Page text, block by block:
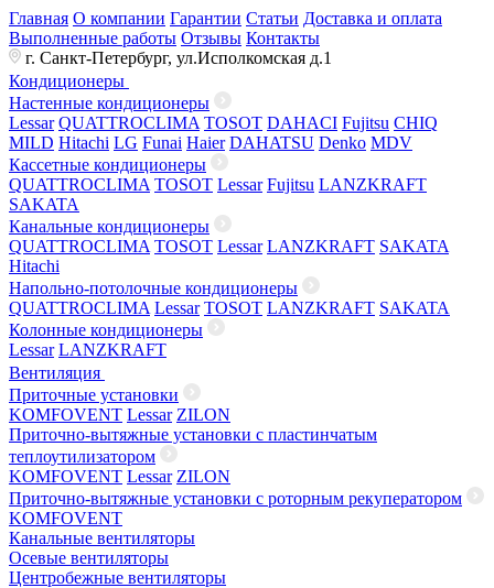
Главная О компании Гарантии Статьи Доставка и оплата
Выполненные работы Отзывы Контакты
г. Санкт-Петербург, ул.Исполкомская д.1
Кондиционеры
Настенные кондиционеры
Lessar QUATTROCLIMA TOSOT DAHACI Fujitsu CHIQ
MILD Hitachi LG Funai Haier DAHATSU Denko MDV
Кассетные кондиционеры
QUATTROCLIMA TOSOT Lessar Fujitsu LANZKRAFT
SAKATA
Канальные кондиционеры
QUATTROCLIMA TOSOT Lessar LANZKRAFT SAKATA
Hitachi
Напольно-потолочные кондиционеры
QUATTROCLIMA Lessar TOSOT LANZKRAFT SAKATA
Колонные кондиционеры
Lessar LANZKRAFT
Вентиляция
Приточные установки
KOMFOVENT Lessar ZILON
Приточно-вытяжные установки с пластинчатым
теплоутилизатором
KOMFOVENT Lessar ZILON
Приточно-вытяжные установки с роторным рекуператором
KOMFOVENT
Канальные вентиляторы
Осевые вентиляторы
Центробежные вентиляторы